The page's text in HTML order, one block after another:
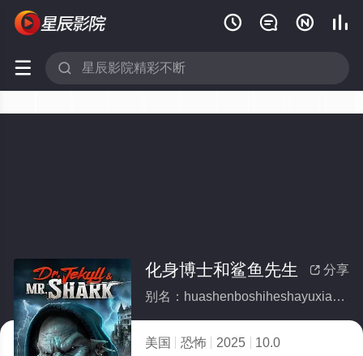
   
 
 分享
化身博士和鲨鱼先生
别名：huashenboshiheshayuxiansheng
美国 恐怖 2025
10.0